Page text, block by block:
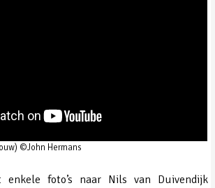
©John Hermans
enkele foto’s naar Nils van Duivendijk